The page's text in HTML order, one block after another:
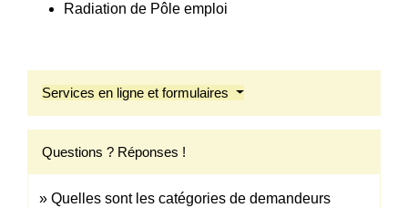
Radiation de Pôle emploi
Services en ligne et formulaires
Questions ? Réponses !
Quelles sont les catégories de demandeurs